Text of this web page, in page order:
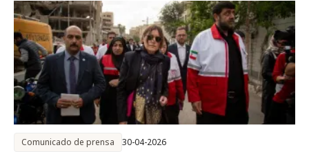
Comunicado de prensa 30-04-2026